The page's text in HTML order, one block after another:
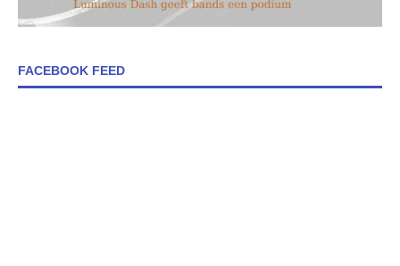
FACEBOOK FEED